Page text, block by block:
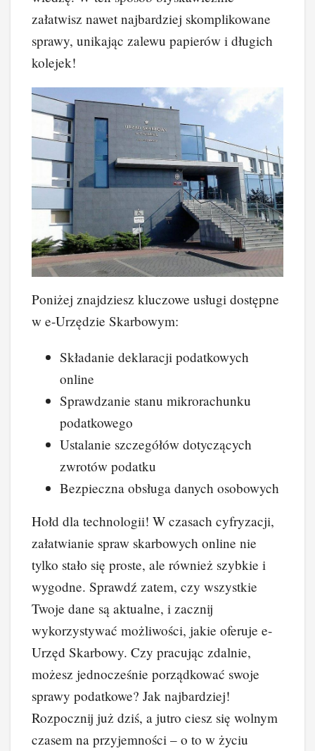
załatwisz nawet najbardziej skomplikowane
sprawy, unikając zalewu papierów i długich
kolejek!
Poniżej znajdziesz kluczowe usługi dostępne
w e-Urzędzie Skarbowym:
Składanie deklaracji podatkowych
online
Sprawdzanie stanu mikrorachunku
podatkowego
Ustalanie szczegółów dotyczących
zwrotów podatku
Bezpieczna obsługa danych osobowych
Hołd dla technologii! W czasach cyfryzacji,
załatwianie spraw skarbowych online nie
tylko stało się proste, ale również szybkie i
wygodne. Sprawdź zatem, czy wszystkie
Twoje dane są aktualne, i zacznij
wykorzystywać możliwości, jakie oferuje e-
Urzęd Skarbowy. Czy pracując zdalnie,
możesz jednocześnie porządkować swoje
sprawy podatkowe? Jak najbardziej!
Rozpocznij już dziś, a jutro ciesz się wolnym
czasem na przyjemności – o to w życiu